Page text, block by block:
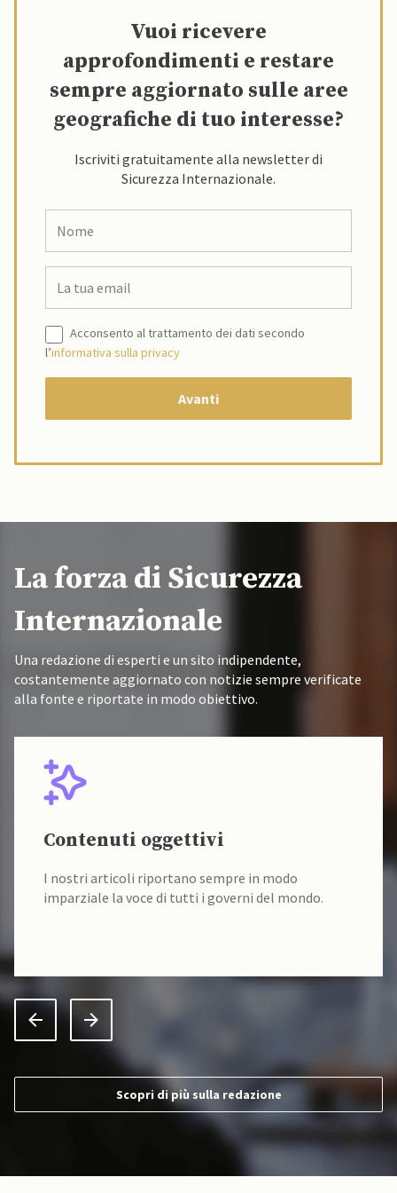
Vuoi ricevere
approfondimenti e restare
sempre aggiornato sulle aree
geografiche di tuo interesse?
Iscriviti gratuitamente alla newsletter di
Sicurezza Internazionale.
Acconsento al trattamento dei dati secondo
l’informativa sulla privacy
La forza di Sicurezza
Internazionale
Una redazione di esperti e un sito indipendente,
costantemente aggiornato con notizie sempre verificate
alla fonte e riportate in modo obiettivo.
Contenuti oggettivi
I nostri articoli riportano sempre in modo
imparziale la voce di tutti i governi del mondo.
Scopri di più sulla redazione